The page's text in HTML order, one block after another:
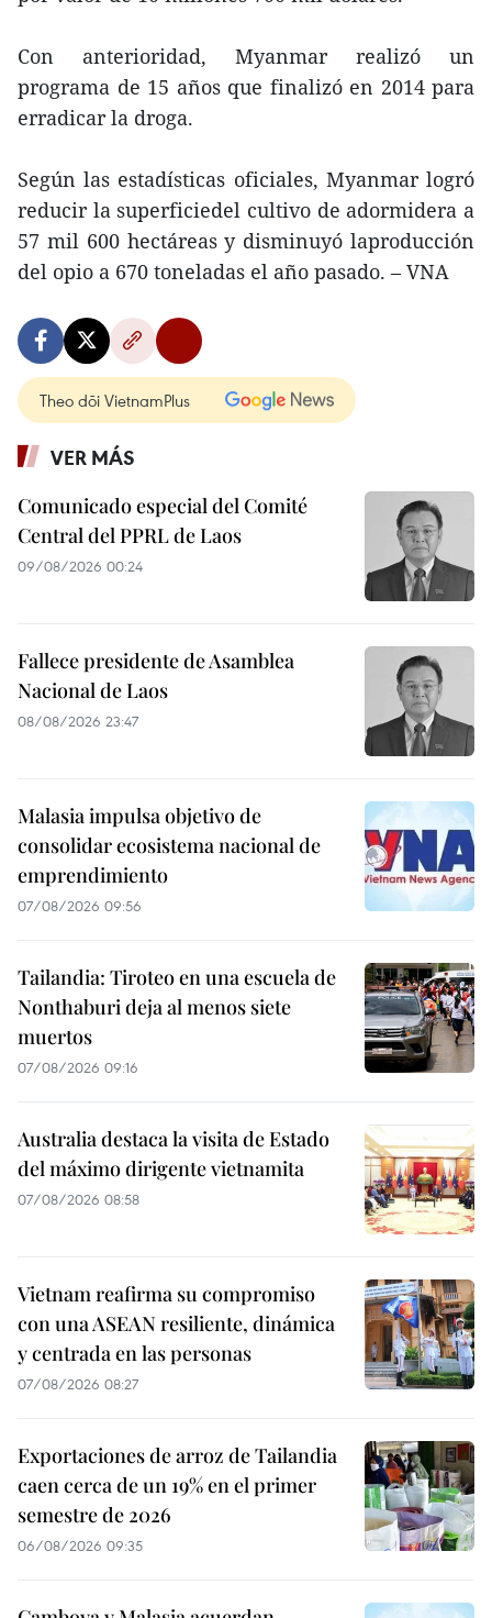
Con anterioridad, Myanmar realizó un
programa de 15 años que finalizó en 2014 para
erradicar la droga.
Según las estadísticas oficiales, Myanmar logró
reducir la superficiedel cultivo de adormidera a
57 mil 600 hectáreas y disminuyó laproducción
del opio a 670 toneladas el año pasado. – VNA
Theo dõi VietnamPlus
VER MÁS
Comunicado especial del Comité
Central del PPRL de Laos
09/08/2026 00:24
Fallece presidente de Asamblea
Nacional de Laos
08/08/2026 23:47
Malasia impulsa objetivo de
consolidar ecosistema nacional de
emprendimiento
07/08/2026 09:56
Tailandia: Tiroteo en una escuela de
Nonthaburi deja al menos siete
muertos
07/08/2026 09:16
Australia destaca la visita de Estado
del máximo dirigente vietnamita
07/08/2026 08:58
Vietnam reafirma su compromiso
con una ASEAN resiliente, dinámica
y centrada en las personas
07/08/2026 08:27
Exportaciones de arroz de Tailandia
caen cerca de un 19% en el primer
semestre de 2026
06/08/2026 09:35